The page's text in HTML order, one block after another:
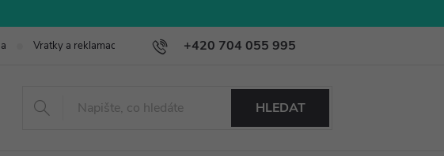
+420 704 055 995
Vratky a reklamace
HLEDAT